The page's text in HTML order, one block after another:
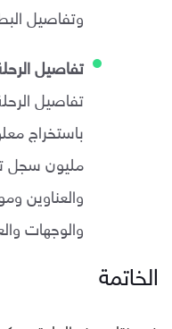
وتفاصيل
تفاصيل
مليون سجل
والوجهات
الخاتمة